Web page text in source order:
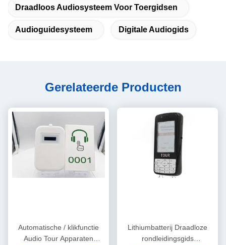
Draadloos Audiosysteem Voor Toergidsen
Audioguidesysteem Digitale Audiogids
Gerelateerde Producten
Automatische / klikfunctie
Audio Tour Apparaten
Lithiumbatterij Draadloze
rondleidingsgids